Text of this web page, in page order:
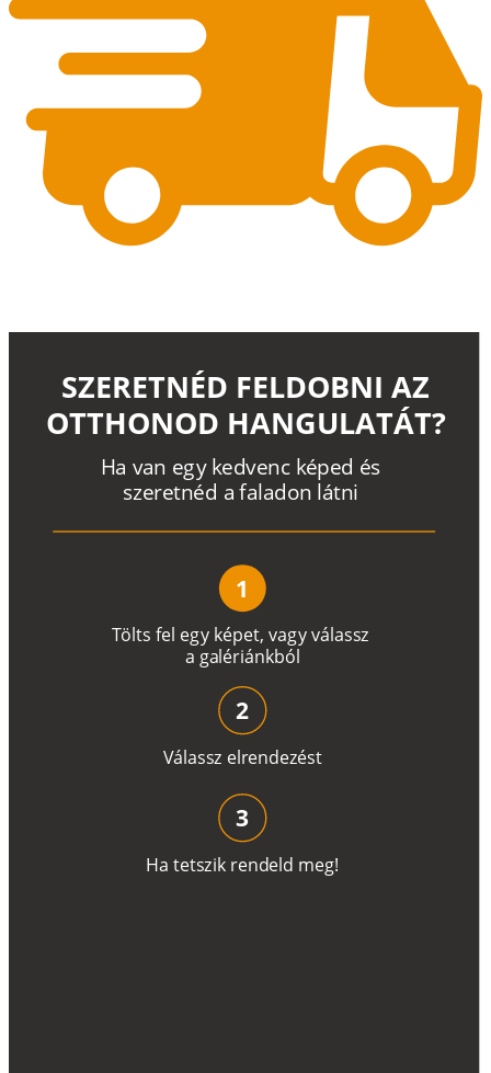
Tölts fel egy képet, vagyválassz
a galériánkból
Ha van egy kedvenc képed és
szeretnéd a faladon látni
SZERETNÉD FELDOBNI AZ
OTTHONOD HANGULATÁT?
1
Válassz elrendezést
2
Ha tetszik rendeld meg!
3